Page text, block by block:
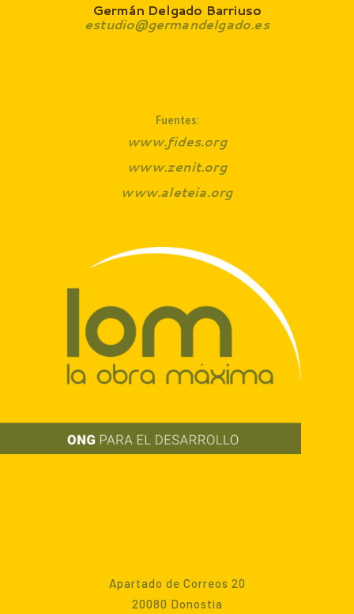
Germán Delgado Barriuso
estudio@germandelgado.es
Fuentes:
www.fides.org
www.zenit.org
www.aleteia.org
Apartado de Correos 20
20080 Donostia